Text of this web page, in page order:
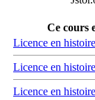
Ce cours
Licence en
Licence en
Licence en